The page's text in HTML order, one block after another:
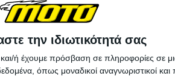
την ιδιωτικότητά σας
και/ή έχουμε πρόσβαση σε πληροφορίες σε
όπως μοναδικοί αναγνωριστικοί